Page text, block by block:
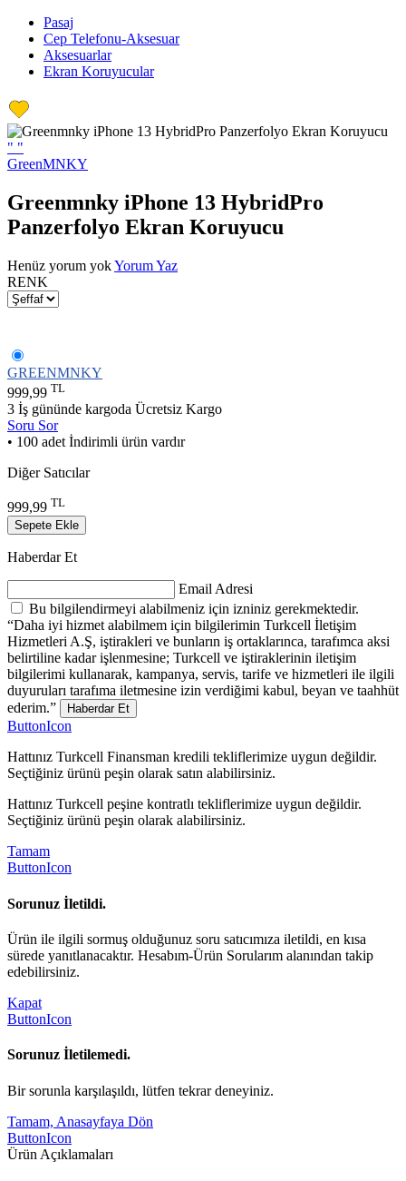
Pasaj
Cep Telefonu-Aksesuar
Aksesuarlar
Ekran Koruyucular
" "
GreenMNKY
Greenmnky iPhone 13 HybridPro
Panzerfolyo Ekran Koruyucu
Henüz yorum yokYorum Yaz
RENK
GREENMNKY
999,99 TL
3 İş gününde kargoda Ücretsiz Kargo
Soru Sor
• 100 adet İndirimli ürün vardır
Diğer Satıcılar
999,99 TL
Sepete Ekle
Haberdar Et
Email Adresi
Bu bilgilendirmeyi alabilmeniz için izniniz gerekmektedir.
“Daha iyi hizmet alabilmem için bilgilerimin Turkcell İletişim
Hizmetleri A.Ş, iştirakleri ve bunların iş ortaklarınca, tarafımca aksi
belirtiline kadar işlenmesine; Turkcell ve iştiraklerinin iletişim
bilgilerimi kullanarak, kampanya, servis, tarife ve hizmetleri ile ilgili
duyuruları tarafıma iletmesine izin verdiğimi kabul, beyan ve taahhüt
ederim.”
Haberdar Et
ButtonIcon
Hattınız Turkcell Finansman kredili tekliflerimize uygun değildir.
Seçtiğiniz ürünü peşin olarak satın alabilirsiniz.
Hattınız Turkcell peşine kontratlı tekliflerimize uygun değildir.
Seçtiğiniz ürünü peşin olarak alabilirsiniz.
Tamam
ButtonIcon
Sorunuz İletildi.
Ürün ile ilgili sormuş olduğunuz soru satıcımıza iletildi, en kısa
sürede yanıtlanacaktır. Hesabım-Ürün Sorularım alanından takip
edebilirsiniz.
Kapat
ButtonIcon
Sorunuz İletilemedi.
Bir sorunla karşılaşıldı, lütfen tekrar deneyiniz.
Tamam, Anasayfaya Dön
ButtonIcon
Ürün Açıklamaları